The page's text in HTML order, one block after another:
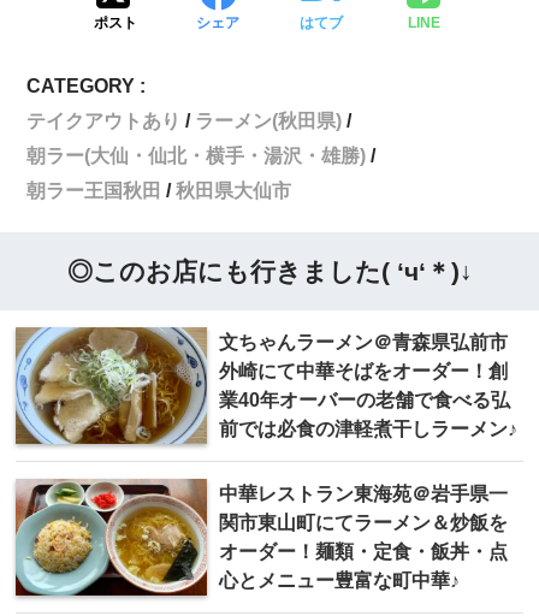
ポスト シェア はてブ LINE
CATEGORY :
テイクアウトあり
ラーメン(秋田県)
朝ラー(大仙・仙北・横手・湯沢・雄勝)
朝ラー王国秋田
秋田県大仙市
◎このお店にも行きました( ‘ч‘＊)↓
文ちゃんラーメン＠青森県弘前市
外崎にて中華そばをオーダー！創
業40年オーバーの老舗で食べる弘
前では必食の津軽煮干しラーメン♪
中華レストラン東海苑＠岩手県一
関市東山町にてラーメン＆炒飯を
オーダー！麺類・定食・飯丼・点
心とメニュー豊富な町中華♪